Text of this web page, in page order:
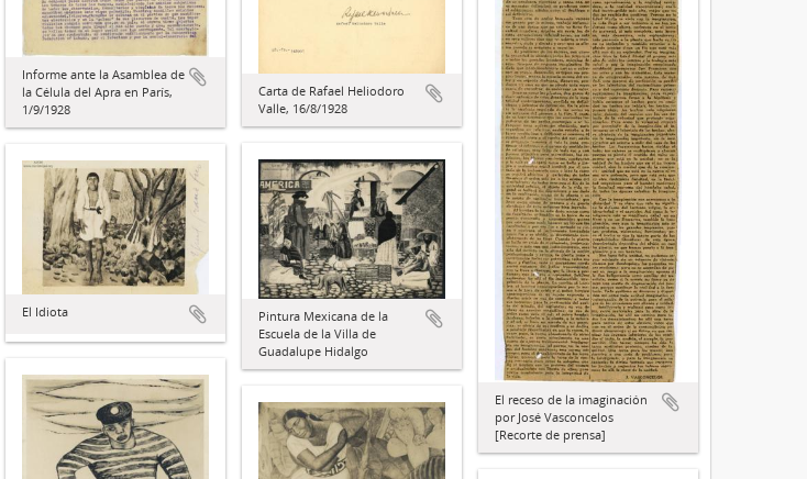
Informe ante la Asamblea de
la Célula del Apra en París,
1/9/1928
El receso de la imaginación
por José Vasconcelos
[Recorte de prensa]
Carta de Rafael Heliodoro
Valle, 16/8/1928
Pintura Mexicana de la
Escuela de la Villa de
Guadalupe Hidalgo
El Idiota